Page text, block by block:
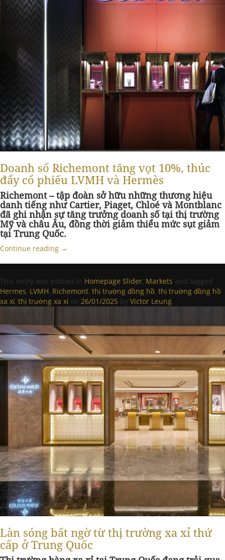
Doanh số Richemont tăng vọt 10%, thúc
đẩy cổ phiếu LVMH và Hermès
Richemont – tập đoàn sở hữu những thương hiệu
danh tiếng như Cartier, Piaget, Chloé và Montblanc
đã ghi nhận sự tăng trưởng doanh số tại thị trường
Mỹ và châu Âu, đồng thời giảm thiểu mức sụt giảm
tại Trung Quốc.
Continue reading →
This entry was posted in Homepage Slider, Markets and tagged
Hermes, LVMH, Richemont, thị trường đồng hồ, thị trường đồng hồ
xa xỉ, thị trường xa xỉ on 26/01/2025 by Victor Leung.
Làn sóng bất ngờ từ thị trường xa xỉ thứ
cấp ở Trung Quốc